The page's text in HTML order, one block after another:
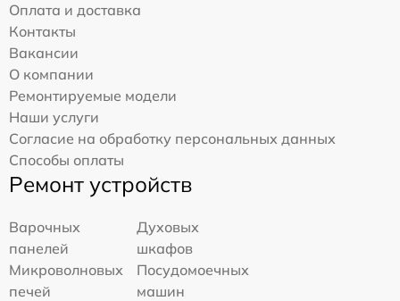
Оплата и доставка
Контакты
Вакансии
О компании
Ремонтируемые модели
Наши услуги
Согласие на обработку персональных данных
Способы оплаты
Ремонт устройств
Варочных
панелей
Духовых
шкафов
Микроволновых
печей
Посудомоечных
машин